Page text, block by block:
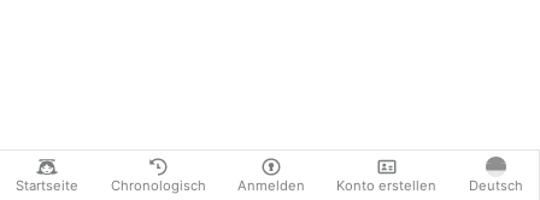
Startseite Chronologisch Anmelden Konto erstellen Deutsch